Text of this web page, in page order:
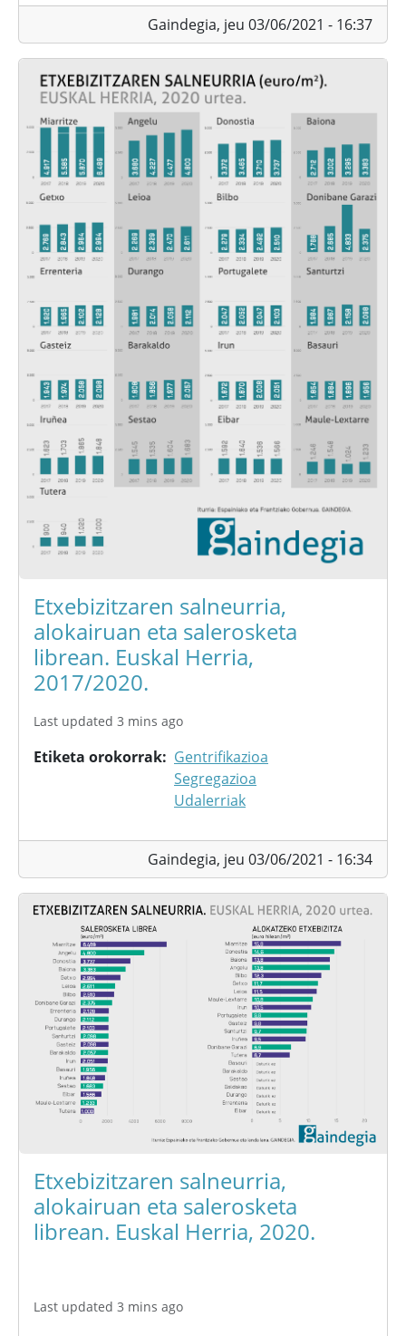
Gaindegia, jeu 03/06/2021 - 16:37
Etxebizitzaren salneurria,
alokairuan eta salerosketa
librean. Euskal Herria,
2017/2020.
Last updated 3 mins ago
Etiketa orokorrak
Gentrifikazioa
Segregazioa
Udalerriak
Gaindegia, jeu 03/06/2021 - 16:34
Etxebizitzaren salneurria,
alokairuan eta salerosketa
librean. Euskal Herria, 2020.
Last updated 3 mins ago